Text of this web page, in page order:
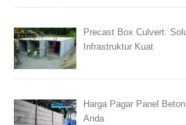
Precast Box Culvert:
Infrastruktur Kuat
Harga Pagar Panel
Anda